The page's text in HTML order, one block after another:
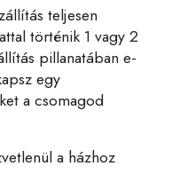
teljesen
történik 1 vagy 2
pillanatában e-
egy
a csomagod
a házhoz